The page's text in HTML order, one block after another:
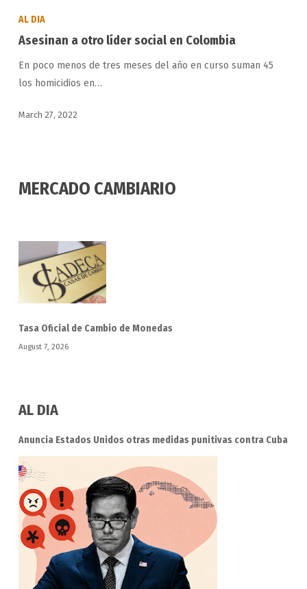
líder
social
en
AL DIA
Asesinan a otro líder social en Colombia
En poco menos de tres meses del año en curso suman 45
los homicidios en…
March 27, 2022
MERCADO CAMBIARIO
Tasa Oficial de Cambio de Monedas
August 7, 2026
AL DIA
Anuncia Estados Unidos otras medidas punitivas contra Cuba